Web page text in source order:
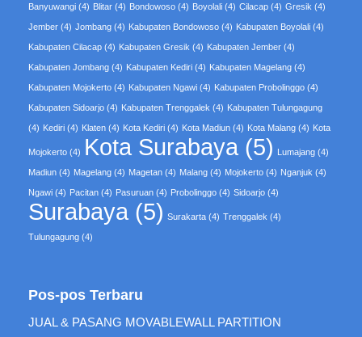
Banyuwangi (4) Blitar (4) Bondowoso (4) Boyolali (4) Cilacap (4) Gresik (4)
Jember (4) Jombang (4) Kabupaten Bondowoso (4) Kabupaten Boyolali (4)
Kabupaten Cilacap (4) Kabupaten Gresik (4) Kabupaten Jember (4)
Kabupaten Jombang (4) Kabupaten Kediri (4) Kabupaten Magelang (4)
Kabupaten Mojokerto (4) Kabupaten Ngawi (4) Kabupaten Probolinggo (4)
Kabupaten Sidoarjo (4) Kabupaten Trenggalek (4) Kabupaten Tulungagung
(4) Kediri (4) Klaten (4) Kota Kediri (4) Kota Madiun (4) Kota Malang (4) Kota
Mojokerto (4) Kota Surabaya (5) Lumajang (4)
Madiun (4) Magelang (4) Magetan (4) Malang (4) Mojokerto (4) Nganjuk (4)
Ngawi (4) Pacitan (4) Pasuruan (4) Probolinggo (4) Sidoarjo (4)
Surabaya (5) Surakarta (4) Trenggalek (4)
Tulungagung (4)
Pos-pos Terbaru
JUAL & PASANG MOVABLEWALL PARTITION